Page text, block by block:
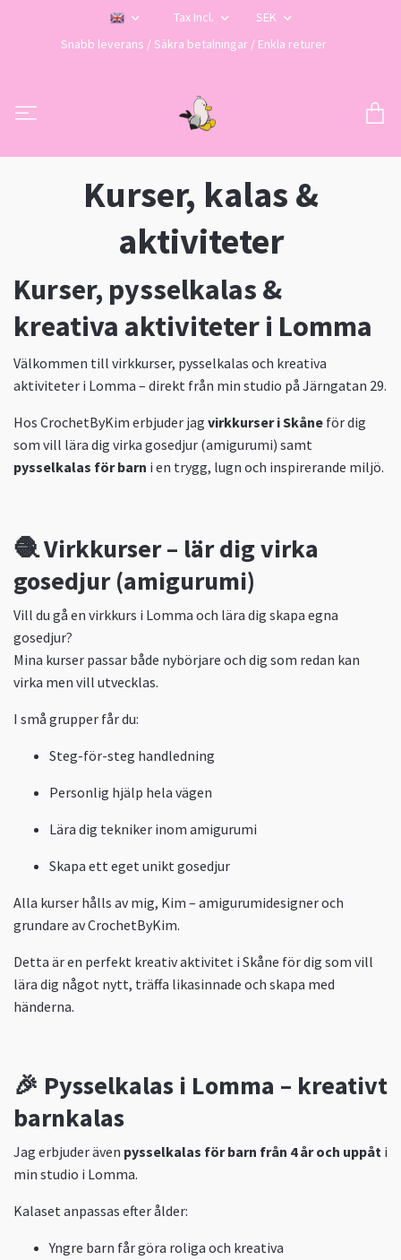
Tax Incl.
SEK
Snabb leverans / Säkra betalningar / Enkla returer
Kurser, kalas &
aktiviteter
Kurser, pysselkalas &
kreativa aktiviteter i Lomma
Välkommen till virkkurser, pysselkalas och kreativa
aktiviteter i Lomma – direkt från min studio på Järngatan 29.
Hos CrochetByKim erbjuder jag virkkurser i Skåne för dig
som vill lära dig virka gosedjur (amigurumi) samt
pysselkalas för barn i en trygg, lugn och inspirerande miljö.
🧶 Virkkurser – lär dig virka
gosedjur (amigurumi)
Vill du gå en virkkurs i Lomma och lära dig skapa egna
gosedjur?
Mina kurser passar både nybörjare och dig som redan kan
virka men vill utvecklas.
I små grupper får du:
Steg-för-steg handledning
Personlig hjälp hela vägen
Lära dig tekniker inom amigurumi
Skapa ett eget unikt gosedjur
Alla kurser hålls av mig, Kim – amigurumidesigner och
grundare av CrochetByKim.
Detta är en perfekt kreativ aktivitet i Skåne för dig som vill
lära dig något nytt, träffa likasinnade och skapa med
händerna.
🎉 Pysselkalas i Lomma – kreativt
barnkalas
Jag erbjuder även pysselkalas för barn från 4 år och uppåt i
min studio i Lomma.
Kalaset anpassas efter ålder:
Yngre barn får göra roliga och kreativa